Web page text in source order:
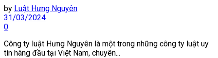
by Luật Hưng Nguyên
31/03/2024
0
Công ty luật Hưng Nguyên là một trong những công ty luật uy
tín hàng đầu tại Việt Nam, chuyên...